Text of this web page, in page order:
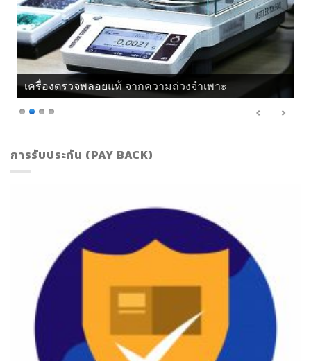
เครื่องตรวจพลอยแท้ จากแสงโพลาไรซ์
การรับประกัน (PAY BACK)